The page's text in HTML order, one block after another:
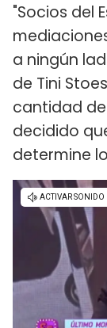
"Socios del
a ningún
de Tini
cantidad
decidido
determine